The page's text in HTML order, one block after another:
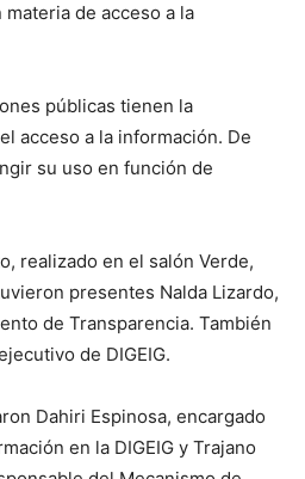
de acceso a la
públicas tienen la
acceso a la información. De
su uso en función de
realizado en el salón Verde,
presentes Nalda Lizardo,
de Transparencia. También
de DIGEIG.
Dahiri Espinosa, encargado
en la DIGEIG y Trajano